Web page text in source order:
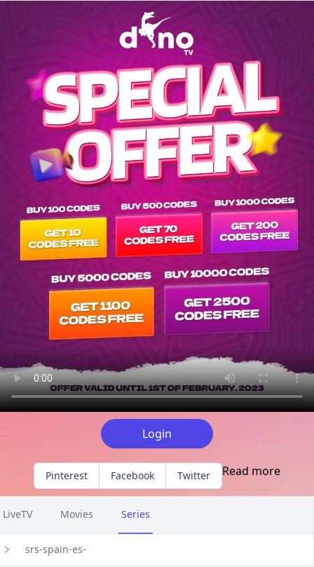
Explore series list on IPTV Dino Server at tvpluspanel of
Login
Pinterest Facebook Twitter Read more
LiveTV Movies Series
srs-spain-es-